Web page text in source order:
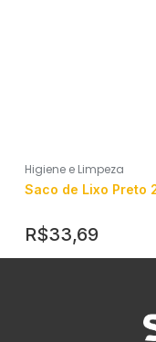
Higiene e Limpeza
Saco de Lixo Preto
R$33,69